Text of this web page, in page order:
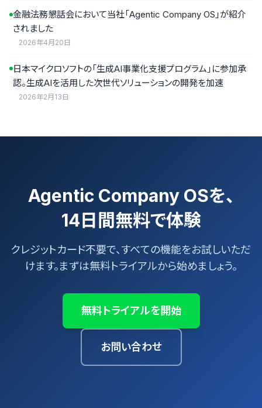
金融法務懇話会において当社「Agentic Company OS」が紹介
されました
2026年4月20日
日本マイクロソフトの「生成AI事業化支援プログラム」に参加承
認。生成AIを活用した次世代ソリューションの開発を加速
2026年2月13日
Agentic Company OSを、
14日間無料で体験
クレジットカード不要で、すべての機能をお試しいただ
けます。まずは無料トライアルから始めましょう。
無料トライアルを開始
お問い合わせ